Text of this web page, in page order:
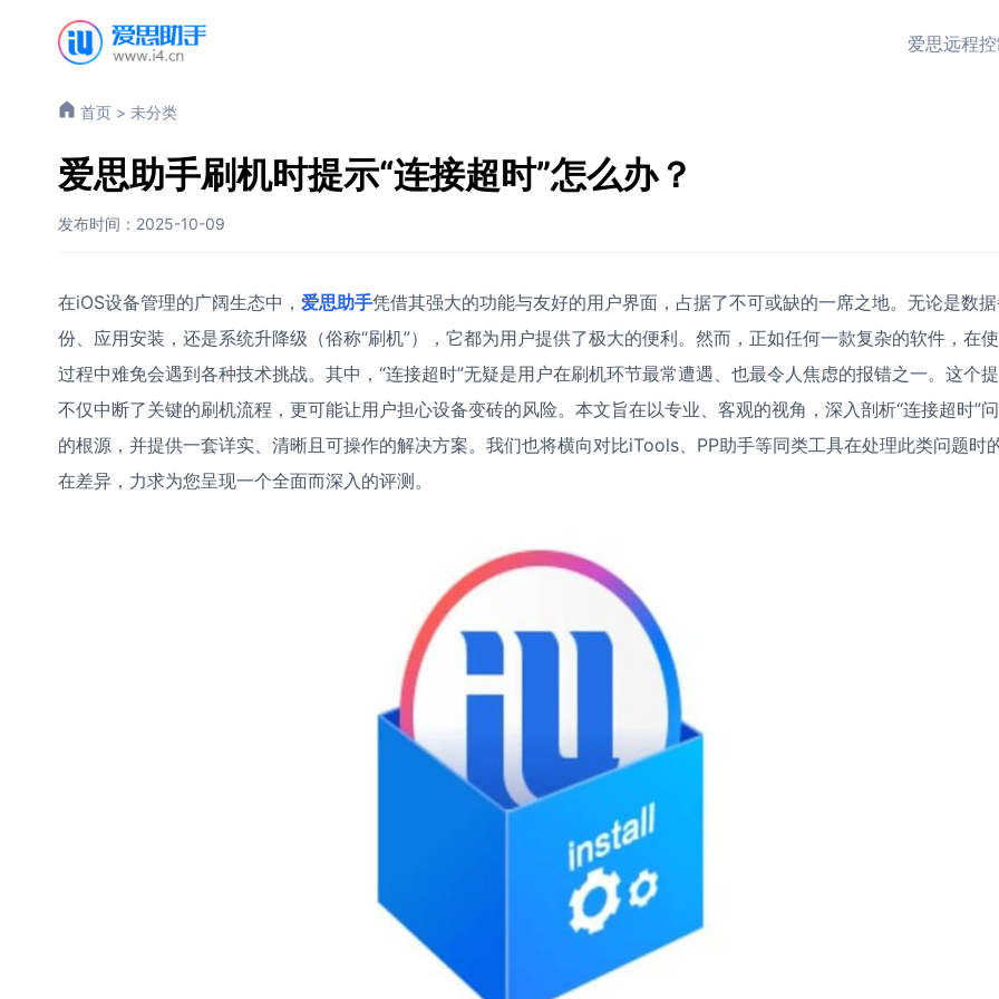
爱思远程
首页 > 未分类
爱思助手刷机时提示“连接超时”怎么办？
发布时间：2025-10-09
在iOS设备管理的广阔生态中， 爱思助手凭借其强大的功能与友好的用户界面，占据了不可或缺的一席之地。无论是数
份、应用安装，还是系统升降级（俗称“刷机”），它都为用户提供了极大的便利。然而，正如任何一款复杂的软件，在
过程中难免会遇到各种技术挑战。其中，“连接超时”无疑是用户在刷机环节最常遭遇、也最令人焦虑的报错之一。这个
不仅中断了关键的刷机流程，更可能让用户担心设备变砖的风险。本文旨在以专业、客观的视角，深入剖析“连接超时”
的根源，并提供一套详实、清晰且可操作的解决方案。我们也将横向对比iTools、PP助手等同类工具在处理此类问题时
在差异，力求为您呈现一个全面而深入的评测。